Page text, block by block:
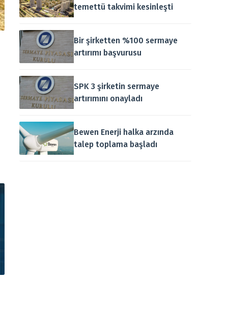
temettü takvimi kesinleşti
Bir şirketten %100 sermaye
artırımı başvurusu
SPK 3 şirketin sermaye
artırımını onayladı
Bewen Enerji halka arzında
talep toplama başladı